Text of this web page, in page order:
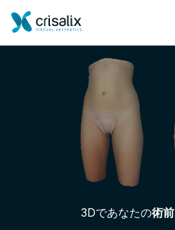
外科医ホーム
3Dビジネスプラットフォーム
サブスクリプションプラン
3Dであなたの術前